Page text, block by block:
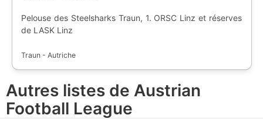
Pelouse des Steelsharks Traun, 1. ORSC Linz et réserves
de LASK Linz
Traun - Autriche
Autres listes de Austrian
Football League